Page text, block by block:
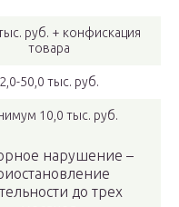
руб. + конфискация
товара
2,0-50,0 тыс. руб.
10,0 тыс. руб.
нарушение –
до трех